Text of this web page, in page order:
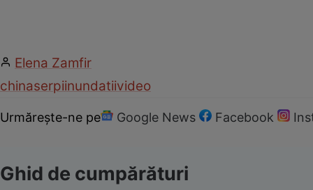
Elena Zamfir
chinaserpiinundatiivideo
Urmărește-ne pe Google News Facebook
Ghid de cumpărături